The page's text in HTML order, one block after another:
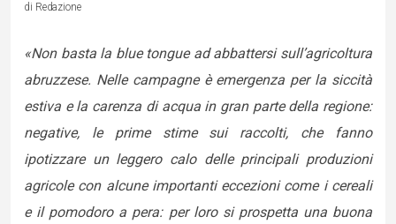
di Redazione
«Non basta la blue tongue ad abbattersi sull’agricoltura
abruzzese. Nelle campagne è emergenza per la siccità
estiva e la carenza di acqua in gran parte della regione:
negative, le prime stime sui raccolti, che fanno
ipotizzare un leggero calo delle principali produzioni
agricole con alcune importanti eccezioni come i cereali
e il pomodoro a pera: per loro si prospetta una buona